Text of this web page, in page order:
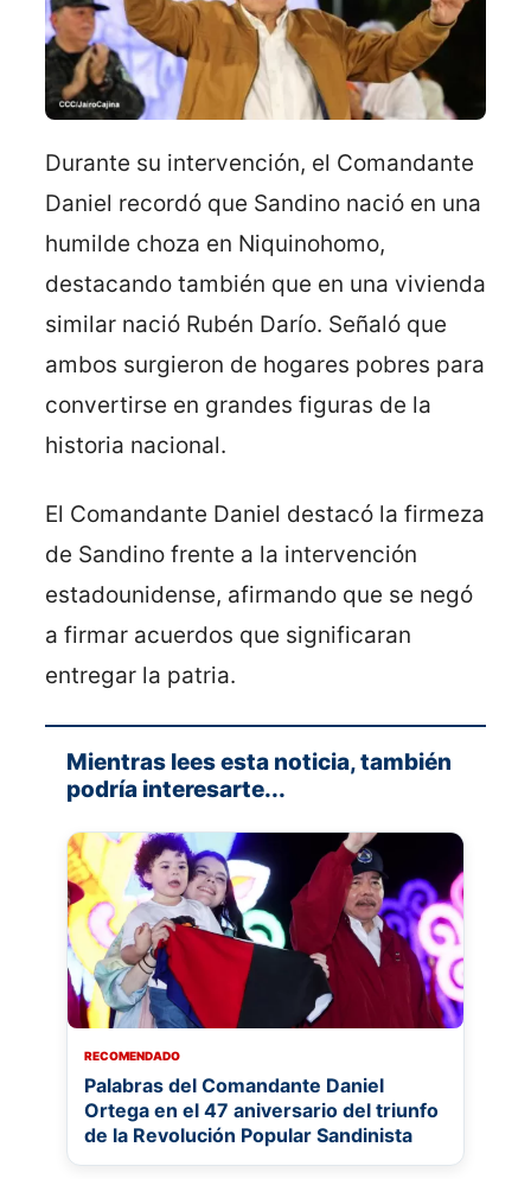
Durante su intervención, el Comandante
Daniel recordó que Sandino nació en una
humilde choza en Niquinohomo,
destacando también que en una vivienda
similar nació Rubén Darío. Señaló que
ambos surgieron de hogares pobres para
convertirse en grandes figuras de la
historia nacional.
El Comandante Daniel destacó la firmeza
de Sandino frente a la intervención
estadounidense, afirmando que se negó
a firmar acuerdos que significaran
entregar la patria.
Mientras lees esta noticia, también
podría interesarte...
RECOMENDADO
Palabras del Comandante Daniel
Ortega en el 47 aniversario del triunfo
de la Revolución Popular Sandinista